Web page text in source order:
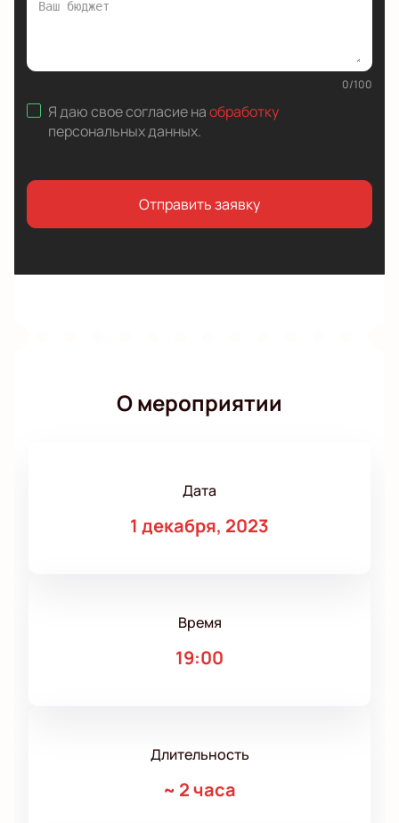
0/100
Я даю свое согласие наобработку
персональных данных.
Отправить заявку
О мероприятии
Дата
1 декабря, 2023
Время
19:00
Длительность
~ 2 часа